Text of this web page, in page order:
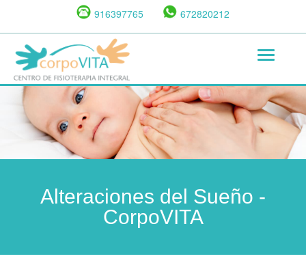
contenido
principal
916397765 672820212
Toggle
Alteraciones del Sueño -
CorpoVITA